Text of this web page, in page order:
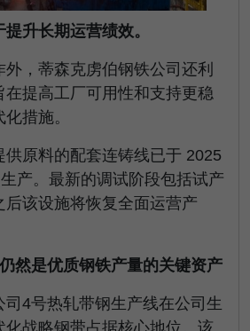
升长期运营绩效。
，蒂森克虏伯钢铁公司还利
在提高工厂可用性和支持更稳
措施。
供原料的配套连铸线已于 2025
产。最新的调试阶段包括试产
后该设施将恢复全面运营产
然是优质钢铁产量的关键资产
4号热轧带钢生产线在公司 生
化战略钢带占据核心地位。该